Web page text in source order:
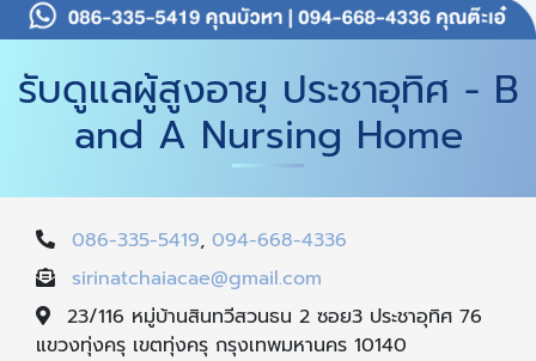
รับดูแลผู้สูงอายุ ประชาอุทิศ - B
and A Nursing Home
086-335-5419, 094-668-4336
sirinatchaiacae@gmail.com
23/116 หมู่บ้านสินทวีสวนธน 2 ซอย3 ประชาอุทิศ 76
แขวงทุ่งครุ เขตทุ่งครุ กรุงเทพมหานคร 10140